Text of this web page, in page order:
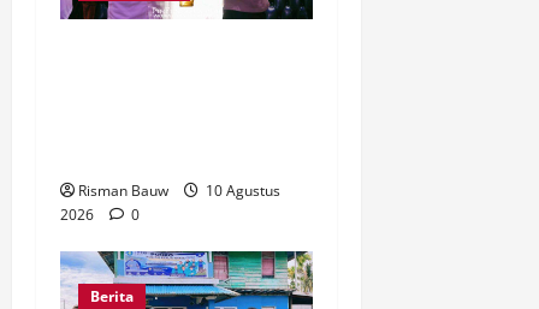
Risman Bauw
10 Agustus
2026
0
Berita